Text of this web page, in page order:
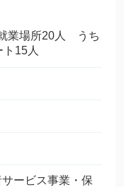
業場所20人 うち
15人
ービス事業・保